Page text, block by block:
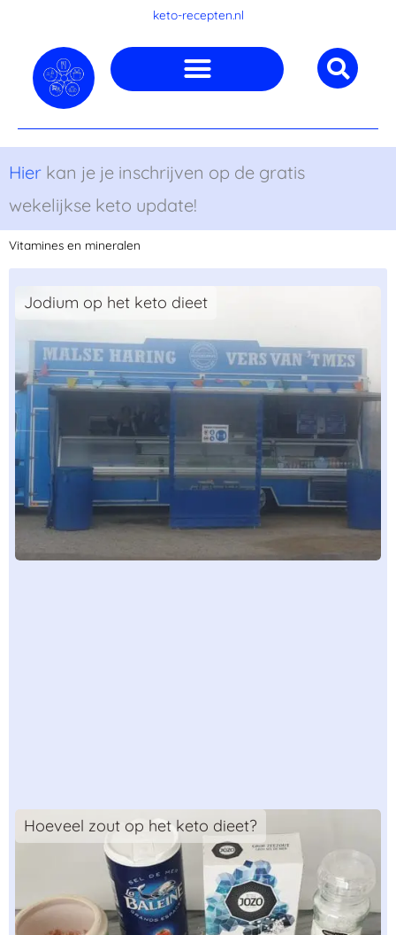
inhoud
keto-recepten.nl
Hier kan je je inschrijven op de gratis
wekelijkse keto update!
Vitamines en mineralen
Jodium op het keto dieet
Hoeveel zout op het keto dieet?